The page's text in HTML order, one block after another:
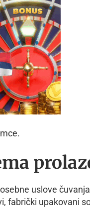
uslove
fabrički upakovani